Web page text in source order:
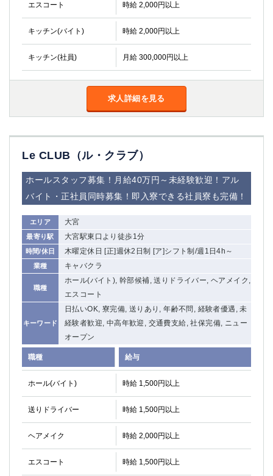
エスコート 時給 2,000円以上
キッチン(バイト) 時給 2,000円以上
キッチン(社員) 月給 300,000円以上
求人詳細を見る
Le CLUB（ル・クラブ）
ホールスタッフ募集！月給40万円～未経験歓迎！アル
バイト・正社員同時募集！即入寮できる社員寮も完備！
エリア 大宮
最寄り駅 大宮駅東口より徒歩1分
時間/休日 木曜定休日 [正]週休2日制 [ア]シフト制/週1日4h～
業種 キャバクラ
職種
ホール(バイト), 幹部候補, 送りドライバー, ヘアメイク,
エスコート
キーワード
日払いOK, 寮完備, 送りあり, 年齢不問, 経験者優遇, 未
経験者歓迎, 中高年歓迎, 交通費支給, 社保完備, ニュー
オープン
職種 給与
ホール(バイト) 時給 1,500円以上
送りドライバー 時給 1,500円以上
ヘアメイク 時給 2,000円以上
エスコート 時給 1,500円以上